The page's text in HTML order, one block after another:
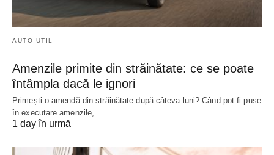
AUTO UTIL
Amenzile primite din străinătate: ce se poate
întâmpla dacă le ignori
Primești o amendă din străinătate după câteva luni? Când pot fi puse
în executare amenzile,…
1 day în urmă